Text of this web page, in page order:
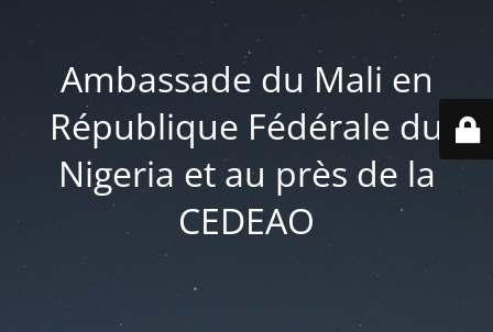
Ambassade du Mali en
République Fédérale du
Nigeria et au près de la
CEDEAO